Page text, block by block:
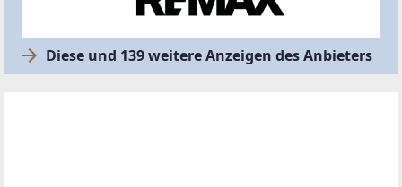
Diese und 139 weitere Anzeigen des Anbieters